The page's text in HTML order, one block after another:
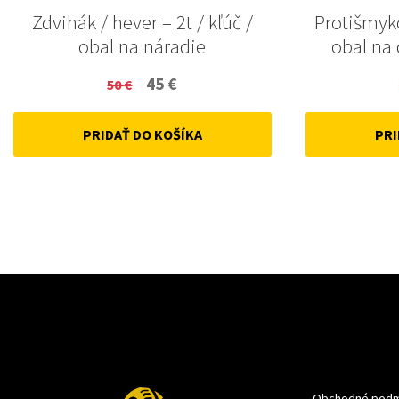
Zdvihák / hever – 2t / kľúč /
obal na náradie
50€
Original
price
was:
45 €
price
is:
PRIDAŤ DO KOŠÍKA
obal na